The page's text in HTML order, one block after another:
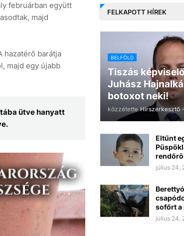
februárban együtt
majd
hazatérő barátja
majd egy újabb
ütve hanyatt
FELKAPOTT HÍREK
BELFÖLD
Tiszás
Juhász
botoxot neki!
közzétette Hírszerkesztő -
Eltűnt
július 24,
sofőrt a
július 24,